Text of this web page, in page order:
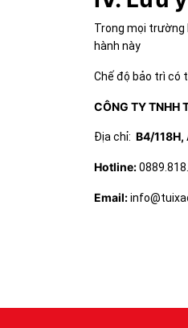
Trong mọi trường
hành này
Chế độ bảo trì có
CÔNG TY TNHH
Địa chỉ: B4/
Hotline:
Email: